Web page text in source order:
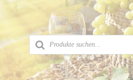
Products
search